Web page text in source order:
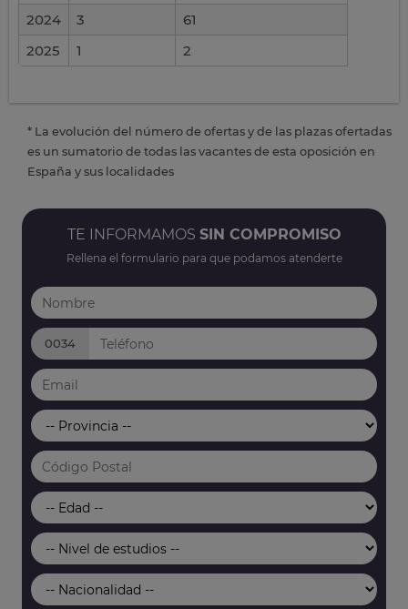
2024
3
61
2025
1 2
* La evolución del número de ofertas y de las plazas ofertadas
es un sumatorio de todas las vacantes de esta oposición en
España y sus localidades
TE INFORMAMOS SIN COMPROMISO
Rellena el formulario para que podamos atenderte
0034